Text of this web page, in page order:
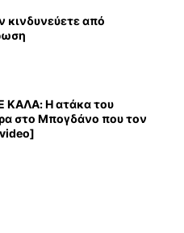
κινδυνεύετε από
Η ατάκα του
στο Μπογδάνο που τον